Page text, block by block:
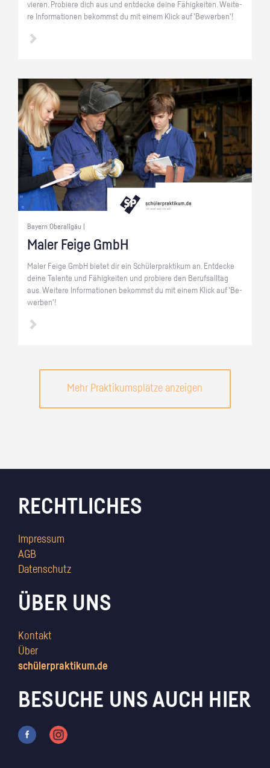
vie­ren. Pro­bie­re dich aus und ent­de­cke deine Fä­hig­kei­ten. Wei­te­
re In­for­ma­tio­nen be­kommst du mit einem Klick auf 'Be­wer­ben'!
Bayern Oberallgäu |
Maler Feige GmbH
Maler Feige GmbH bie­tet dir ein Schü­ler­prak­ti­kum an. Ent­de­cke
deine Ta­len­te und Fä­hig­kei­ten und pro­bie­re den Be­rufs­all­tag
aus. Wei­te­re In­for­ma­tio­nen be­kommst du mit einem Klick auf 'Be­
wer­ben'!
Mehr Praktikumsplätze anzeigen
RECHTLICHES
Impressum
AGB
Datenschutz
ÜBER UNS
Kontakt
Über
schülerpraktikum.de
BESUCHE UNS AUCH HIER